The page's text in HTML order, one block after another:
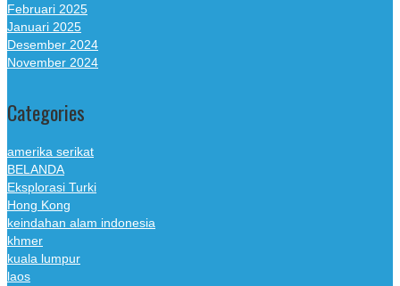
Februari 2025
Januari 2025
Desember 2024
November 2024
Categories
amerika serikat
BELANDA
Eksplorasi Turki
Hong Kong
keindahan alam indonesia
khmer
kuala lumpur
laos